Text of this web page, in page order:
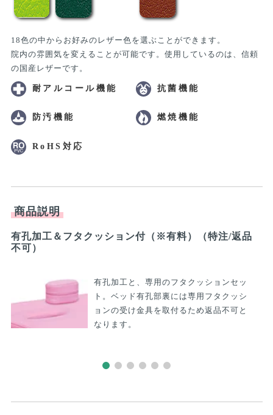
18色の中からお好みのレザー色を選ぶことができます。
院内の雰囲気を変えることが可能です。使用しているのは、信頼
の国産レザーです。
耐アルコール機能 抗菌機能
防汚機能 燃焼機能
RoHS対応
商品説明
有孔加工＆フタクッション付（※有料）（特注/返品
不可）
有孔加工と、専用のフタクッションセッ
ト。ベッド有孔部裏には専用フタクッシ
ョンの受け金具を取付るため返品不可と
なります。